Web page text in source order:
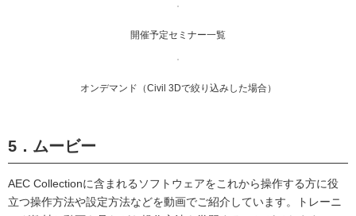
開催予定セミナー一覧
オンデマンド（Civil 3Dで絞り込みした場合）
5．ムービー
AEC Collectionに含まれるソフトウェアをこれから操作する方に役
立つ操作方法や設定方法などを動画でご紹介しています。トレーニ